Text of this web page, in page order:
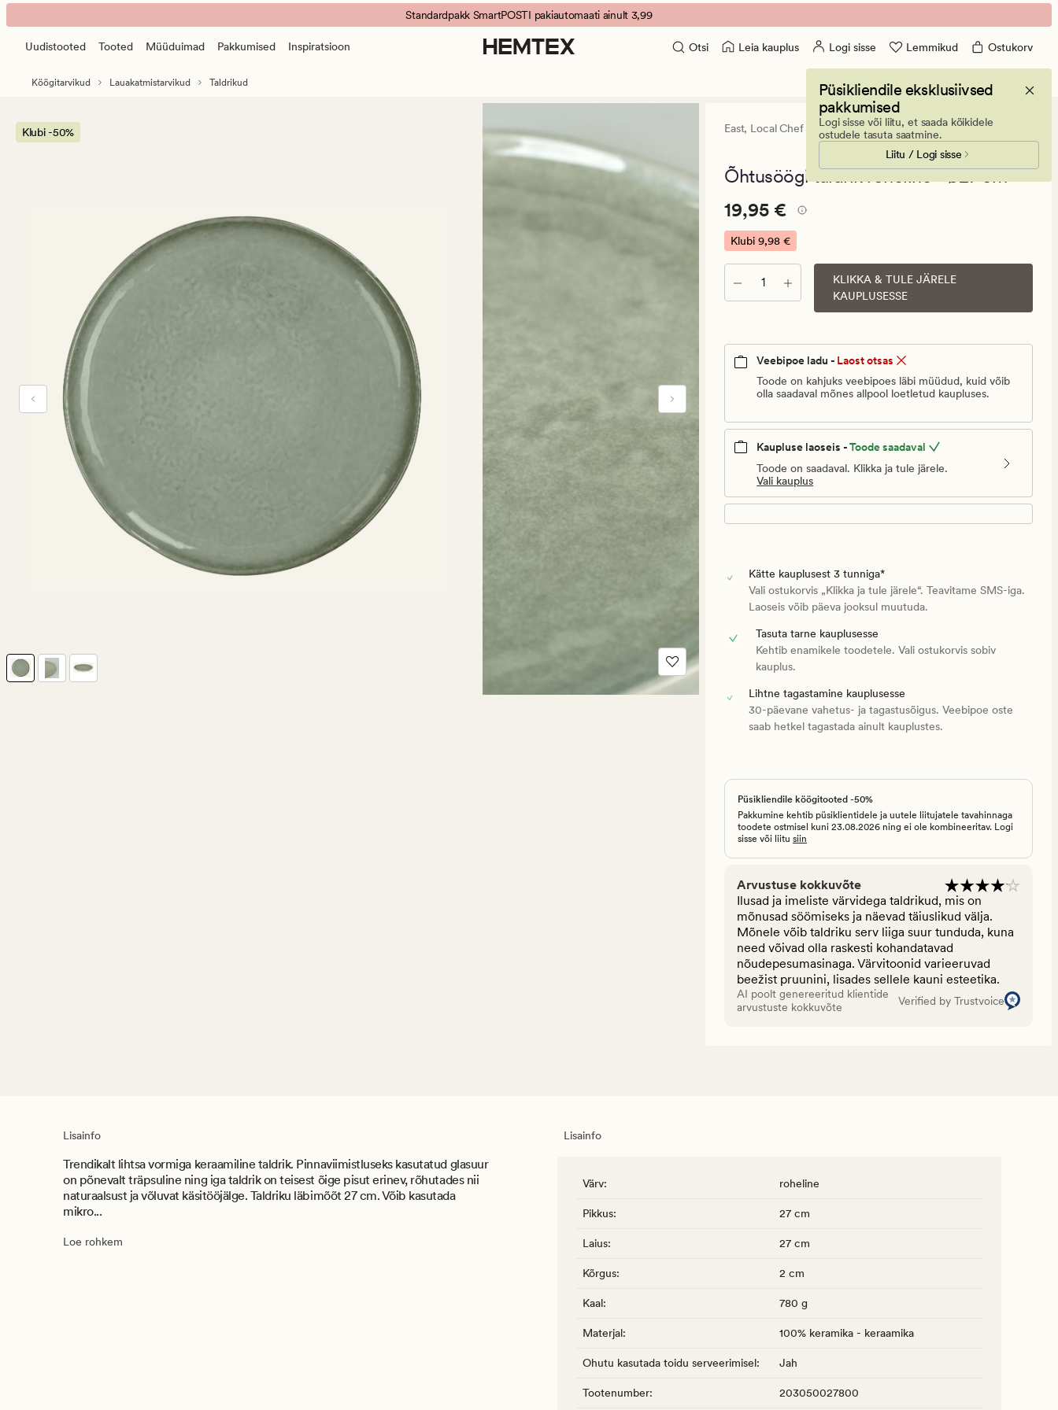
East
õhtusöögi
taldrik
banner.
Press
Standardpakk SmartPOSTI pakiautomaati ainult 3,99
Uudistooted Tooted Müüduimad Pakkumised Inspiratsioon Otsi Leia kauplus Logi sisse Lemmikud Ostukorv
Püsikliendile eksklusiivsed
pakkumised
Logi sisse või liitu, et saada kõikidele
ostudele tasuta saatmine.
Liitu / Logi sisse
Köögitarvikud Lauakatmistarvikud Taldrikud
Klubi -50% East, Local Chef
arvustust
hinnanguga
4
Õhtusöögi taldrik roheline - ø27 cm
Pris_ee
19,95
€.
Klubi
9,98
€
Pris_ee 19,95 €
19,95 €
Klubi 9,98 €
Kogus
KLIKKA & TULE JÄRELE
KAUPLUSESSE
Veebipoe ladu - Laost otsas
Toode on kahjuks veebipoes läbi müüdud, kuid võib
olla saadaval mõnes allpool loetletud kaupluses.
Kaupluse laoseis -Toode saadaval
Toode on saadaval. Klikka ja tule järele.
Vali kauplus
Kätte kauplusest 3 tunniga*
Vali ostukorvis „Klikka ja tule järele“. Teavitame SMS-iga.
Laoseis võib päeva jooksul muutuda.
Tasuta tarne kauplusesse
Kehtib enamikele toodetele. Vali ostukorvis sobiv
kauplus.
Lihtne tagastamine kauplusesse
30-päevane vahetus- ja tagastusõigus. Veebipoe oste
saab hetkel tagastada ainult kauplustes.
Püsikliendile köögitooted -50%
Pakkumine kehtib püsiklientidele ja uutele liitujatele tavahinnaga
toodete ostmisel kuni 23.08.2026 ning ei ole kombineeritav. Logi
sisse või liitu siin
Arvustuse kokkuvõte
Ilusad ja imeliste värvidega taldrikud, mis on
mõnusad söömiseks ja näevad täiuslikud välja.
Mõnele võib taldriku serv liiga suur tunduda, kuna
need võivad olla raskesti kohandatavad
nõudepesumasinaga. Värvitoonid varieeruvad
beežist pruunini, lisades sellele kauni esteetika.
AI poolt genereeritud klientide
arvustuste kokkuvõte
Verified by Trustvoice
Lisainfo
Trendikalt lihtsa vormiga keraamiline taldrik. Pinnaviimistluseks kasutatud glasuur
on põnevalt träpsuline ning iga taldrik on teisest õige pisut erinev, rõhutades nii
naturaalsust ja võluvat käsitööjälge. Taldriku läbimõõt 27 cm. Võib kasutada
mikro...
Loe rohkem
Lisainfo
Värv: roheline
Pikkus: 27 cm
Laius: 27 cm
Kõrgus: 2 cm
Kaal: 780 g
Materjal: 100% keramika - keraamika
Ohutu kasutada toidu serveerimisel: Jah
Tootenumber: 203050027800